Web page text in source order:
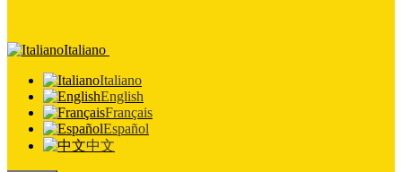
Italiano
Italiano
English
Français
Español
中文